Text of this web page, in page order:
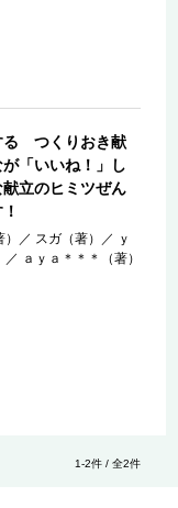
る つくりおき献
「いいね！」し
立のヒミツぜん
／ スガ（著） ／ ｙ
／ ａｙａ＊＊＊（著）
1-2件 / 全2件